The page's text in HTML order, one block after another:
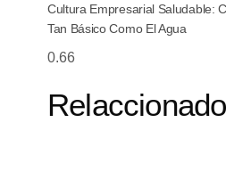
Cultura Empresarial Saludable:
Tan Básico Como El Agua